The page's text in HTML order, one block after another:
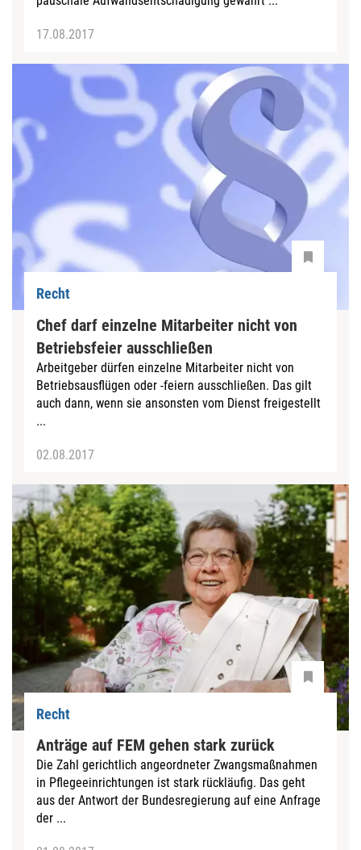
17.08.2017
Recht
Chef darf einzelne Mitarbeiter nicht von
Betriebsfeier ausschließen
Arbeitgeber dürfen einzelne Mitarbeiter nicht von
Betriebsausflügen oder -feiern ausschließen. Das gilt
auch dann, wenn sie ansonsten vom Dienst freigestellt
...
02.08.2017
Recht
Anträge auf FEM gehen stark zurück
Die Zahl gerichtlich angeordneter Zwangsmaßnahmen
in Pflegeeinrichtungen ist stark rückläufig. Das geht
aus der Antwort der Bundesregierung auf eine Anfrage
der ...